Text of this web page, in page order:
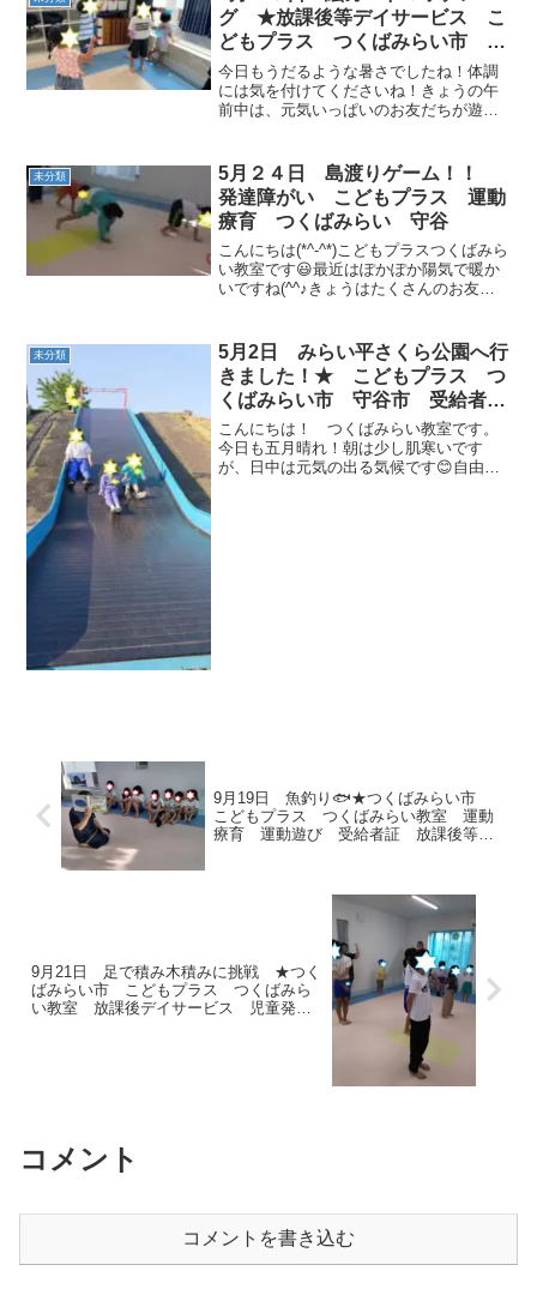
グ ★放課後等デイサービス こ
どもプラス つくばみらい市 運
動療育 受給者証
今日もうだるような暑さでしたね！体調
には気を付けてくださいね！きょうの午
前中は、元気いっぱいのお友だちが遊び
ラのブレスレットを付けて、ブンブンし
ました！ゴーストップ（音...
未分類
5月２４日 島渡りゲーム！！
発達障がい こどもプラス 運動
療育 つくばみらい 守谷
こんにちは(*^-^*)こどもプラスつくばみら
い教室です😃最近はぽかぽか陽気で暖か
いですね(^^♪きょうはたくさんのお友だ
動物歩き島渡りゲームバナナくん体操で
しっかり準...
未分類
5月2日 みらい平さくら公園へ行
きました！★ こどもプラス つ
くばみらい市 守谷市 受給者
証 放課後等デイサービス 運動
療育
こんにちは！ つくばみらい教室です。
今日も五月晴れ！朝は少し肌寒いです
が、日中は元気の出る気候です😊自由時
9月19日 魚釣り🐟★つくばみらい市
こどもプラス つくばみらい教室 運動
療育 運動遊び 受給者証 放課後等デ
9月21日 足で積み木積みに挑戦 ★つく
ばみらい市 こどもプラス つくばみら
い教室 放課後デイサービス 児童発達
コメント
コメントを書き込む